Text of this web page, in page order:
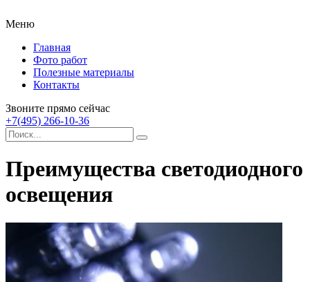
Меню
Главная
Фото работ
Полезные материалы
Контакты
Звоните прямо сейчас
+7(495) 266-10-36
Преимущества светодиодного
освещения